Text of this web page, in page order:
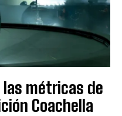
métricas de
Coachella